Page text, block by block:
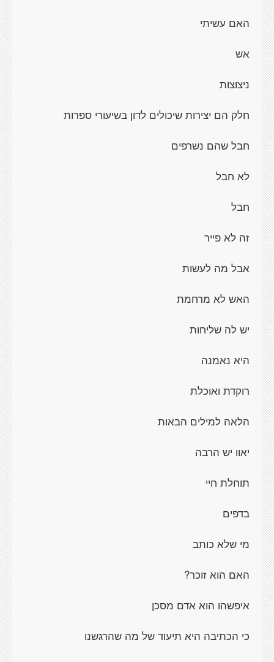
האם עשיתי
אש
ניצוצות
חלק הם יצירות שיכולים לדון בשיעורי ספרות
חבל שהם נשרפים
לא חבל
חבל
זה לא פייר
אבל מה לעשות
האש לא מרחמת
יש לה שליחות
היא נאמנה
רוקדת ואוכלת
הלאה למילים הבאות
יאוו יש הרבה
תוחלת חיי
בדפים
מי שלא כותב
האם הוא זוכר?
איפשהו הוא אדם מסכן
כי הכתיבה היא תיעוד של מה שהרגשנו